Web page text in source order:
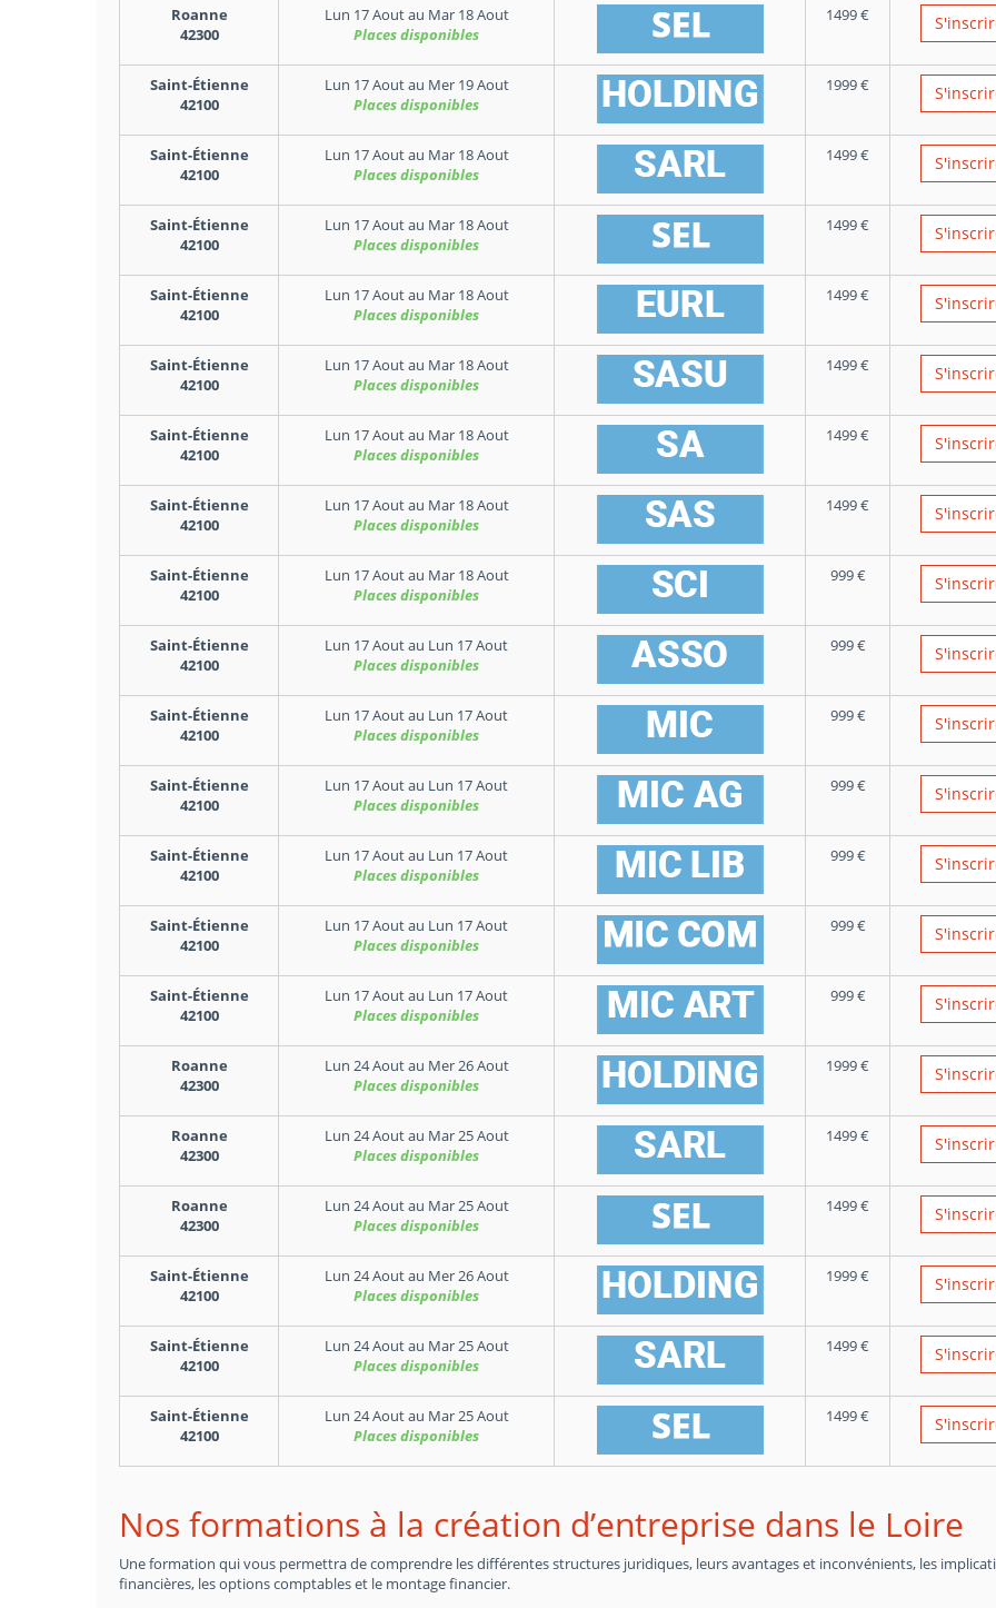
Roanne
42300
Lun 17 Aoutau Mar 18 Aout
Places disponibles
1499€
Saint-Étienne
42100
Lun 17 Aoutau Mer 19 Aout
Places disponibles
1999€
Saint-Étienne
42100
Lun 17 Aoutau Mar 18 Aout
Places disponibles
1499€
Saint-Étienne
42100
Lun 17 Aoutau Mar 18 Aout
Places disponibles
1499€
Saint-Étienne
42100
Lun 17 Aoutau Mar 18 Aout
Places disponibles
1499€
Saint-Étienne
42100
Lun 17 Aoutau Mar 18 Aout
Places disponibles
1499€
Saint-Étienne
42100
Lun 17 Aoutau Mar 18 Aout
Places disponibles
1499€
Saint-Étienne
42100
Lun 17 Aoutau Mar 18 Aout
Places disponibles
1499€
Saint-Étienne
42100
Lun 17 Aoutau Mar 18 Aout
Places disponibles
999€
Saint-Étienne
42100
Lun 17 Aoutau Lun 17 Aout
Places disponibles
999€
Saint-Étienne
42100
Lun 17 Aoutau Lun 17 Aout
Places disponibles
999€
Saint-Étienne
42100
Lun 17 Aoutau Lun 17 Aout
Places disponibles
999€
Saint-Étienne
42100
Lun 17 Aoutau Lun 17 Aout
Places disponibles
999€
Saint-Étienne
42100
Lun 17 Aoutau Lun 17 Aout
Places disponibles
999€
Saint-Étienne
42100
Lun 17 Aoutau Lun 17 Aout
Places disponibles
999€
Roanne
42300
Lun 24 Aoutau Mer 26 Aout
Places disponibles
1999€
Roanne
42300
Lun 24 Aoutau Mar 25 Aout
Places disponibles
1499€
Roanne
42300
Lun 24 Aoutau Mar 25 Aout
Places disponibles
1499€
Saint-Étienne
42100
Lun 24 Aoutau Mer 26 Aout
Places disponibles
1999€
Saint-Étienne
42100
Lun 24 Aoutau Mar 25 Aout
Places disponibles
1499€
Saint-Étienne
42100
Lun 24 Aoutau Mar 25 Aout
Places disponibles
1499€
Nos formations à la création d’entreprise dans le Loire
Une formation qui vous permettra de comprendre les différentes structures juridiques, leurs avantages et inconvénients, les
financières, les options comptables et le montage financier.